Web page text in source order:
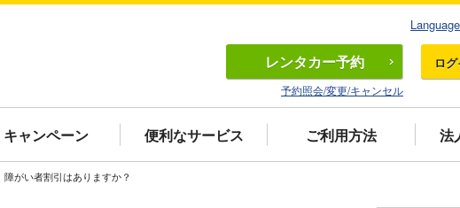
レンタカー予約
予約照会/変更/キャンセル
ロ
キャンペーン 便利なサービス ご利用方法 法
Language
障がい者割引はありますか？